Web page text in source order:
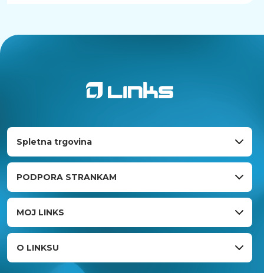
Spletna trgovina
PODPORA STRANKAM
MOJ LINKS
O LINKSU